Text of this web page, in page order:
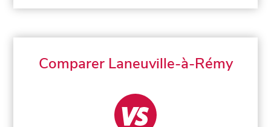
Comparer Laneuville-à-Rémy